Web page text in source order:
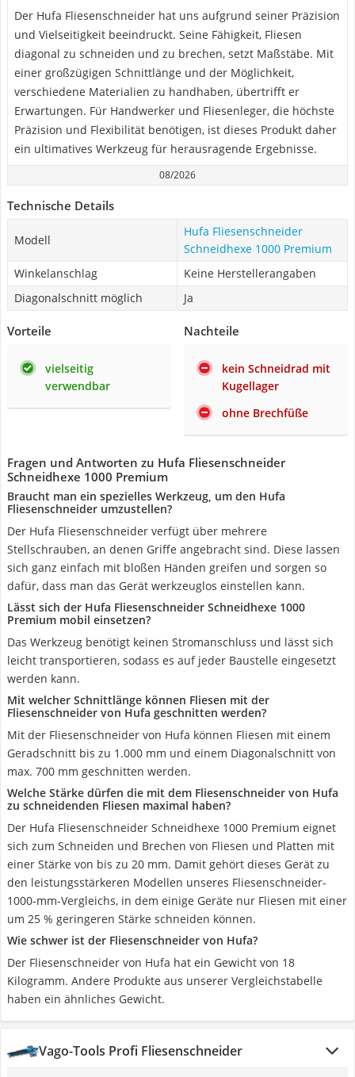
Der Hufa Fliesenschneider hat uns aufgrund seiner Präzision
und Vielseitigkeit beeindruckt. Seine Fähigkeit, Fliesen
diagonal zu schneiden und zu brechen, setzt Maßstäbe. Mit
einer großzügigen Schnittlänge und der Möglichkeit,
verschiedene Materialien zu handhaben, übertrifft er
Erwartungen. Für Handwerker und Fliesenleger, die höchste
Präzision und Flexibilität benötigen, ist dieses Produkt daher
ein ultimatives Werkzeug für herausragende Ergebnisse.
08/2026
Technische Details
Modell
Hufa Fliesenschneider
Schneidhexe 1000 Premium
Winkelanschlag
Keine Herstellerangaben
Diagonalschnitt möglich
Ja
Vorteile
vielseitig
verwendbar
Nachteile
kein Schneidrad mit
Kugellager
ohne Brechfüße
Fragen und Antworten zu Hufa Fliesenschneider
Schneidhexe 1000 Premium
Braucht man ein spezielles Werkzeug, um den Hufa
Fliesenschneider umzustellen?
Der Hufa Fliesenschneider verfügt über mehrere
Stellschrauben, an denen Griffe angebracht sind. Diese lassen
sich ganz einfach mit bloßen Händen greifen und sorgen so
dafür, dass man das Gerät werkzeuglos einstellen kann.
Lässt sich der Hufa Fliesenschneider Schneidhexe 1000
Premium mobil einsetzen?
Das Werkzeug benötigt keinen Stromanschluss und lässt sich
leicht transportieren, sodass es auf jeder Baustelle eingesetzt
werden kann.
Mit welcher Schnittlänge können Fliesen mit der
Fliesenschneider von Hufa geschnitten werden?
Mit der Fliesenschneider von Hufa können Fliesen mit einem
Geradschnitt bis zu 1.000 mm und einem Diagonalschnitt von
max. 700 mm geschnitten werden.
Welche Stärke dürfen die mit dem Fliesenschneider von Hufa
zu schneidenden Fliesen maximal haben?
Der Hufa Fliesenschneider Schneidhexe 1000 Premium eignet
sich zum Schneiden und Brechen von Fliesen und Platten mit
einer Stärke von bis zu 20 mm. Damit gehört dieses Gerät zu
den leistungsstärkeren Modellen unseres Fliesenschneider-
1000-mm-Vergleichs, in dem einige Geräte nur Fliesen mit einer
um 25 % geringeren Stärke schneiden können.
Wie schwer ist der Fliesenschneider von Hufa?
Der Fliesenschneider von Hufa hat ein Gewicht von 18
Kilogramm. Andere Produkte aus unserer Vergleichstabelle
haben ein ähnliches Gewicht.
Vago-Tools Profi Fliesenschneider